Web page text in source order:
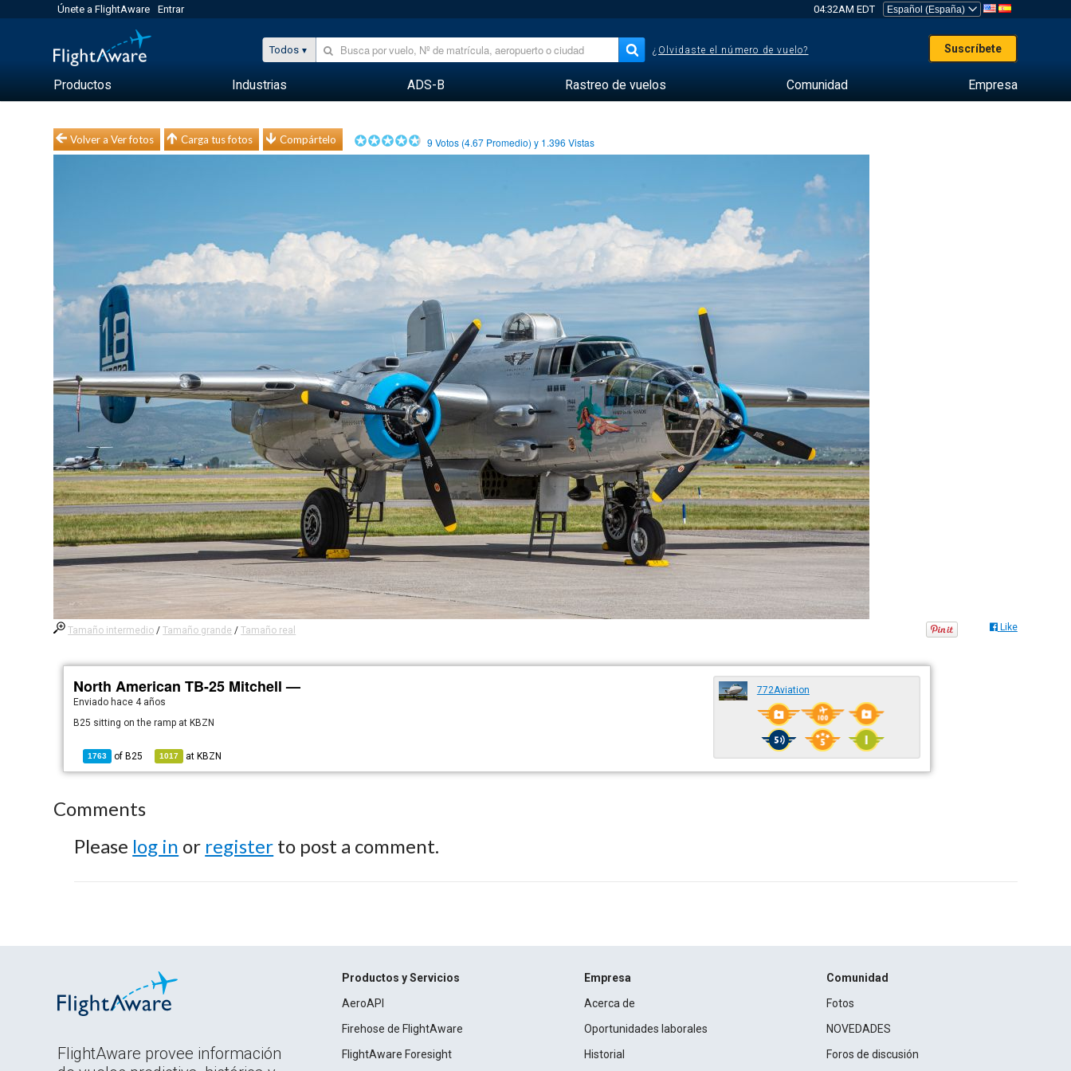
Únete a FlightAware Entrar 04:32AM EDT
Todos ¿Olvidaste el número de vuelo? Suscríbete
Productos Industrias ADS-B Rastreo de vuelos Comunidad Empresa
Volver a Ver fotos Carga tus fotos Compártelo 9 Votos (4.67 Promedio) y 1.396 Vistas
Tamaño intermedio /Tamaño grande /Tamaño real Like
North American TB-25 Mitchell —
Enviado hace 4 años
B25 sitting on the ramp at KBZN
1763 of B25 1017 at KBZN
772Aviation
Comments
Please log in or register to post a comment.
FlightAware provee información
Productos y Servicios
AeroAPI
Firehose de FlightAware
FlightAware Foresight
Empresa
Acerca de
Oportunidades laborales
Historial
Comunidad
Fotos
NOVEDADES
Foros de discusión